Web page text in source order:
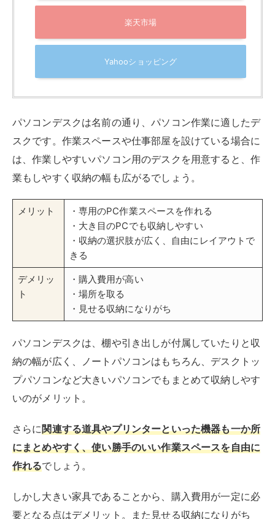
楽天市場
Yahooショッピング
パソコンデスクは名前の通り、パソコン作業に適したデ
スクです。作業スペースや仕事部屋を設けている場合に
は、作業しやすいパソコン用のデスクを用意すると、作
業もしやすく収納の幅も広がるでしょう。
メリット
・専用のPC作業スペースを作れる
・大き目のPCでも収納しやすい
・収納の選択肢が広く、自由にレイアウトで
きる
デメリッ
ト
・購入費用が高い
・場所を取る
・見せる収納になりがち
パソコンデスクは、棚や引き出しが付属していたりと収
納の幅が広く、ノートパソコンはもちろん、デスクトッ
プパソコンなど大きいパソコンでもまとめて収納しやす
いのがメリット。
さらに関連する道具やプリンターといった機器も一か所
にまとめやすく、使い勝手のいい作業スペースを自由に
作れるでしょう。
しかし大きい家具であることから、購入費用が一定に必
要となる点はデメリット。また見せる収納になりがち